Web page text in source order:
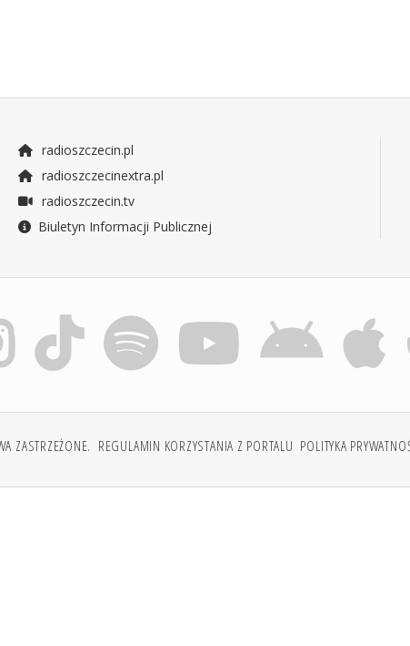
radioszczecin.pl
radioszczecinextra.pl
radioszczecin.tv
Biuletyn Informacji Publicznej
ZASTRZEŻONE. REGULAMIN KORZYSTANIA Z PORTALU POLITYKA